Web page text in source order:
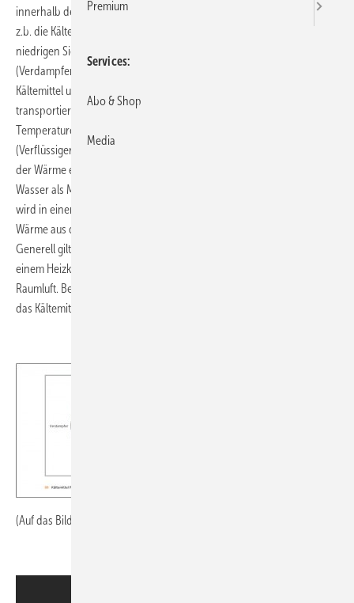
innerhalb des Systems. Als Transportmedium für die Wärme dienen
z.b. die Kältemittel R 410 A und R 407 C. Diese haben einen extrem
niedrigen Siedepunkt und entziehen in einem Wärmetauscher
(Verdampfer) der Umgebungsluft die Wärme. Dabei verdampft das
Kältemittel und wird zu einem Kompressor (Verdichter)
transportiert. Nach der dort statt findenden Verdichtung und damit
Temperaturerhöhung wird das Medium zu einem Wärmetauscher
(Verflüssiger) transportiert. Dort kann nun eine effiziente Abführung
der Wärme erfolgen. Während wir bei unseren Heizungssystemen
Wasser als Medium für den Transport der Wärme in die Räume nutzen,
wird in einem Raumklimagerät das Kältemittel zum Transport der
Wärme aus den Räumen genutzt.
Generell gilt: Wärme (energiereich) fließt zu Kälte (energiearm). Bei
einem Heizkörper strebt also die Wärme des Wassers in die kältere
Raumluft. Bei einem Raumklimagerät strebt die Wärme der Raumluft in
das Kältemittel.
(Auf das Bild klicken für größere Darstellung)
Premium
Services
Abo & Shop
Media